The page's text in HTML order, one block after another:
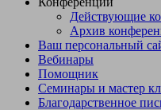
Действующие
Архив
Ваш персональный
Вебинары
Помощник
Семинары и мастер
Благодарственное